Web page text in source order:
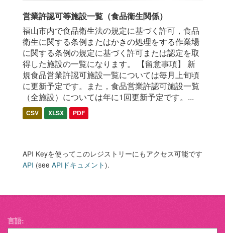
営業許認可等施設一覧（食品衛生関係）
福山市内で食品衛生法の規定に基づく許可，食品
衛生に関する条例またはかきの処理をする作業場
に関する条例の規定に基づく許可または認定を取
得した施設の一覧になります。 【留意事項】 新
規食品営業許認可施設一覧については毎月上旬頃
に更新予定です。また，食品営業許認可施設一覧
（全施設）については年に1回更新予定です。...
CSV XLSX PDF
API Keyを使ってこのレジストリーにもアクセス可能です
API (see APIドキュメント).
言語